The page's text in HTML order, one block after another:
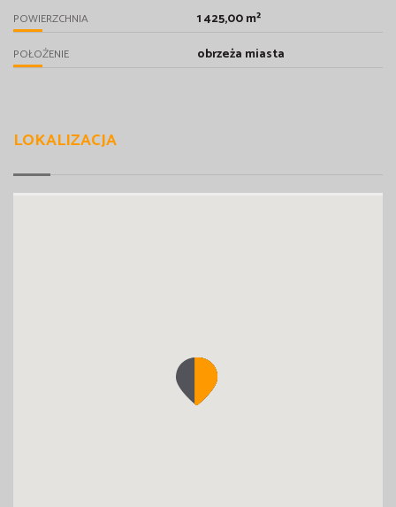
POWIERZCHNIA 1 425,00 m²
POŁOŻENIE obrzeża miasta
LOKALIZACJA